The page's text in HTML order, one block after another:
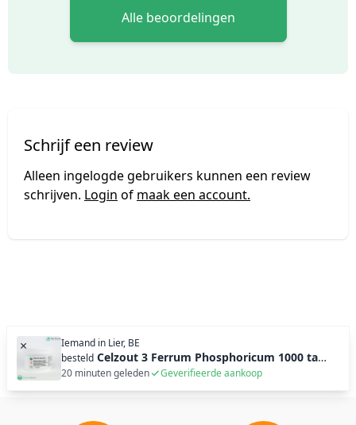
Alle beoordelingen
Schrijf een review
Alleen ingelogde gebruikers kunnen een review
schrijven. Login of maak een account.
× Iemand in Lier, BE
besteld Celzout 3 Ferrum Phosphoricum 1000 tabl (250g)
20 minuten geleden Geverifieerde aankoop